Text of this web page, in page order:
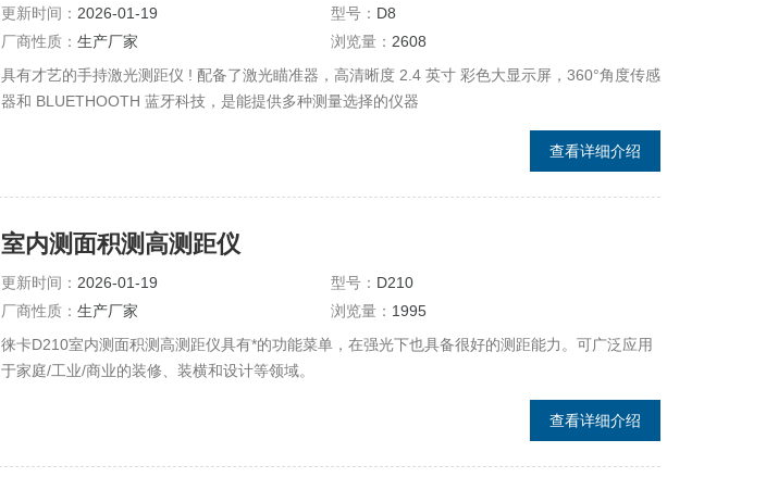
更新时间： 2026-01-19 型号： D8
厂商性质： 生产厂家 浏览量： 2608
具有才艺的手持激光测距仪 ! 配备了激光瞄准器，高清晰度 2.4 英寸 彩色大显示屏，360°角度传感
器和 BLUETHOOTH 蓝牙科技，是能提供多种测量选择的仪器
查看详细介绍
室内测面积测高测距仪
更新时间： 2026-01-19 型号： D210
厂商性质： 生产厂家 浏览量： 1995
徕卡D210室内测面积测高测距仪具有*的功能菜单，在强光下也具备很好的测距能力。可广泛应用
于家庭/工业/商业的装修、装横和设计等领域。
查看详细介绍